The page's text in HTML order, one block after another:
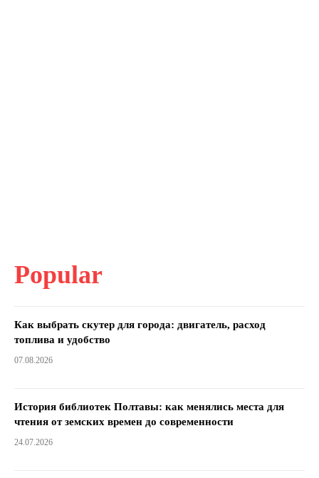
Popular
Как выбрать скутер для города: двигатель, расход
топлива и удобство
07.08.2026
История библиотек Полтавы: как менялись места для
чтения от земских времен до современности
24.07.2026